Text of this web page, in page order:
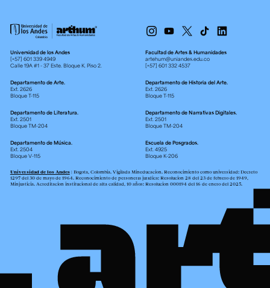
Universidad de los Andes
[+57] 601 339 4949
Calle 19A #1 - 37 Este. Bloque K. Piso 2.
Facultad de Artes & Humanidades
artehum@uniandes.edu.co
[+57] 601 332 4537
Departamento de Arte.
Ext. 2626
Bloque T-115
Departamento de Historia del Arte.
Ext. 2626
Bloque T-115
Departamento de Literatura.
Ext. 2501
Bloque TM-204
Departamento de Narrativas Digitales.
Ext. 2501
Bloque TM-204
Departamento de Música.
Ext. 2504
Bloque V-115
Escuela de Posgrados.
Ext. 4925
Bloque K-206
Universidad de los Andes| Bogotá, Colombia. Vigilada Mineducación. Reconocimiento como universidad: Decreto
1297 del 30 de mayo de 1964. Reconocimiento de personería jurídica: Resolución 28 del 23 de febrero de 1949,
Minjusticia. Acreditación institucional de alta calidad, 10 años: Resolución 000194 del 16 de enero del 2025.